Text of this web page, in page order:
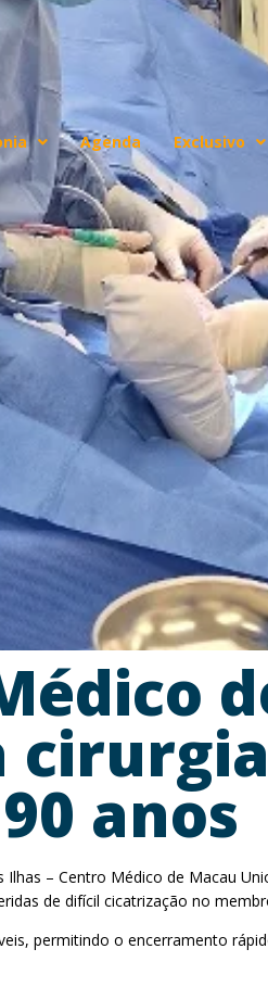
Agenda Exclusivo
anos
Ilhas – Centro Médico de Macau
de difícil cicatrização no
permitindo o encerramento